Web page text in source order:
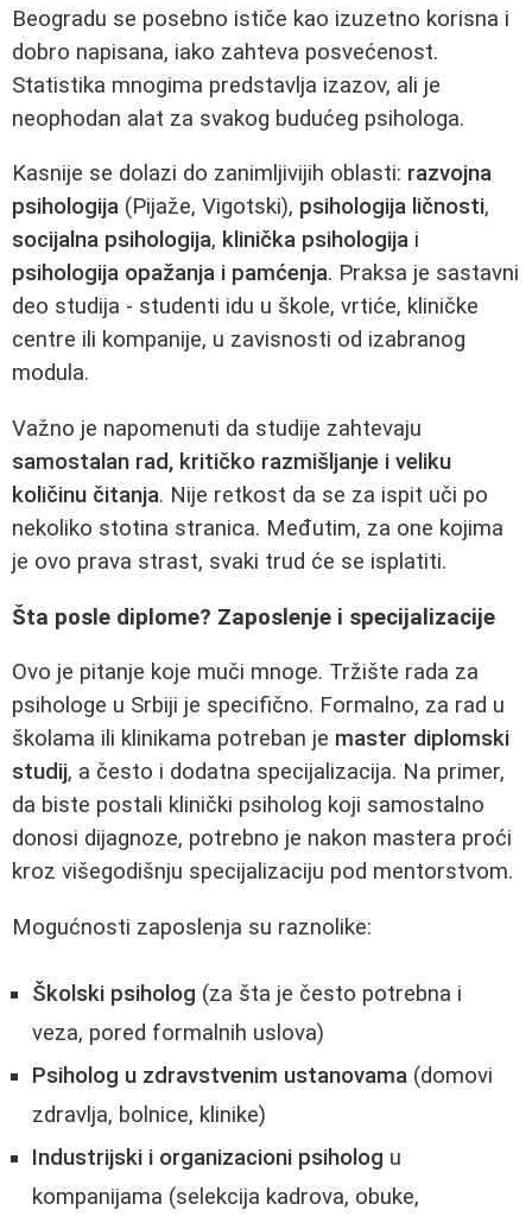
Beogradu se posebno ističe kao izuzetno korisna i
dobro napisana, iako zahteva posvećenost.
Statistika mnogima predstavlja izazov, ali je
neophodan alat za svakog budućeg psihologa.
Kasnije se dolazi do zanimljivijih oblasti: razvojna
psihologija (Pijaže, Vigotski), psihologija ličnosti,
socijalna psihologija, klinička psihologija i
psihologija opažanja i pamćenja. Praksa je sastavni
deo studija - studenti idu u škole, vrtiće, kliničke
centre ili kompanije, u zavisnosti od izabranog
modula.
Važno je napomenuti da studije zahtevaju
samostalan rad, kritičko razmišljanje i veliku
količinu čitanja. Nije retkost da se za ispit uči po
nekoliko stotina stranica. Međutim, za one kojima
je ovo prava strast, svaki trud će se isplatiti.
Šta posle diplome? Zaposlenje i specijalizacije
Ovo je pitanje koje muči mnoge. Tržište rada za
psihologe u Srbiji je specifično. Formalno, za rad u
školama ili klinikama potreban je master diplomski
studij, a često i dodatna specijalizacija. Na primer,
da biste postali klinički psiholog koji samostalno
donosi dijagnoze, potrebno je nakon mastera proći
kroz višegodišnju specijalizaciju pod mentorstvom.
Mogućnosti zaposlenja su raznolike:
Školski psiholog (za šta je često potrebna i
veza, pored formalnih uslova)
Psiholog u zdravstvenim ustanovama (domovi
zdravlja, bolnice, klinike)
Industrijski i organizacioni psiholog u
kompanijama (selekcija kadrova, obuke,